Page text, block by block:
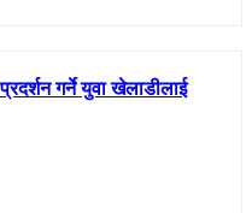
गर्ने युवा खेलाडीलाई